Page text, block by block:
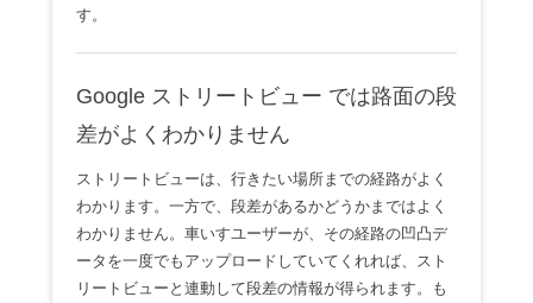
す。
Google ストリートビュー では路面の段
差がよくわかりません
ストリートビューは、行きたい場所までの経路がよく
わかります。一方で、段差があるかどうかまではよく
わかりません。車いすユーザーが、その経路の凹凸デ
ータを一度でもアップロードしていてくれれば、スト
リートビューと連動して段差の情報が得られます。も